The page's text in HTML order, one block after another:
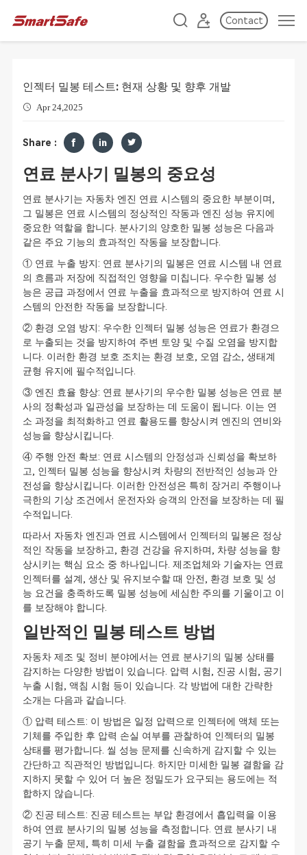
Contact
인젝터 밀봉 테스트: 현재 상황 및 향후 개발
Apr 24,2025
Share :
연료 분사기 밀봉의 중요성
연료 분사기는 자동차 엔진 연료 시스템의 중요한 부분이며,
그 밀봉은 연료 시스템의 정상적인 작동과 엔진 성능 유지에
중요한 역할을 합니다. 분사기의 양호한 밀봉 성능은 다음과
같은 주요 기능의 효과적인 작동을 보장합니다.
① 연료 누출 방지: 연료 분사기의 밀봉은 연료 시스템 내 연료
의 흐름과 저장에 직접적인 영향을 미칩니다. 우수한 밀봉 성
능은 공급 과정에서 연료 누출을 효과적으로 방지하여 연료 시
스템의 안전한 작동을 보장합니다.
② 환경 오염 방지: 우수한 인젝터 밀봉 성능은 연료가 환경으
로 누출되는 것을 방지하여 주변 토양 및 수질 오염을 방지합
니다. 이러한 환경 보호 조치는 환경 보호, 오염 감소, 생태계
균형 유지에 필수적입니다.
③ 엔진 효율 향상: 연료 분사기의 우수한 밀봉 성능은 연료 분
사의 정확성과 일관성을 보장하는 데 도움이 됩니다. 이는 연
소 과정을 최적화하고 연료 활용도를 향상시켜 엔진의 연비와
성능을 향상시킵니다.
④ 주행 안전 확보: 연료 시스템의 안정성과 신뢰성을 확보하
고, 인젝터 밀봉 성능을 향상시켜 차량의 전반적인 성능과 안
전성을 향상시킵니다. 이러한 안전성은 특히 장거리 주행이나
극한의 기상 조건에서 운전자와 승객의 안전을 보장하는 데 필
수적입니다.
따라서 자동차 엔진과 연료 시스템에서 인젝터의 밀봉은 정상
적인 작동을 보장하고, 환경 건강을 유지하며, 차량 성능을 향
상시키는 핵심 요소 중 하나입니다. 제조업체와 기술자는 연료
인젝터를 설계, 생산 및 유지보수할 때 안전, 환경 보호 및 성
능 요건을 충족하도록 밀봉 성능에 세심한 주의를 기울이고 이
를 보장해야 합니다.
일반적인 밀봉 테스트 방법
자동차 제조 및 정비 분야에서는 연료 분사기의 밀봉 상태를
감지하는 다양한 방법이 있습니다. 압력 시험, 진공 시험, 공기
누출 시험, 액침 시험 등이 있습니다. 각 방법에 대한 간략한
소개는 다음과 같습니다.
① 압력 테스트: 이 방법은 일정 압력으로 인젝터에 액체 또는
기체를 주입한 후 압력 손실 여부를 관찰하여 인젝터의 밀봉
상태를 평가합니다. 씰 성능 문제를 신속하게 감지할 수 있는
간단하고 직관적인 방법입니다. 하지만 미세한 밀봉 결함을 감
지하지 못할 수 있어 더 높은 정밀도가 요구되는 용도에는 적
합하지 않습니다.
② 진공 테스트: 진공 테스트는 부압 환경에서 흡입력을 이용
하여 연료 분사기의 밀봉 성능을 측정합니다. 연료 분사기 내
공기 누출 문제, 특히 미세 누출 결함을 효과적으로 감지할 수